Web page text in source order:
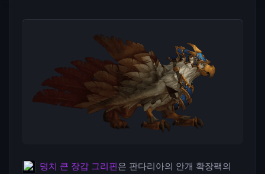
덩치 큰 장갑 그리핀은 판다리아의 안개 확장팩의